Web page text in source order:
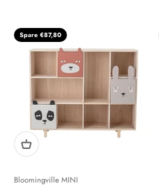
Spare €87,80
Bloomingville MINI